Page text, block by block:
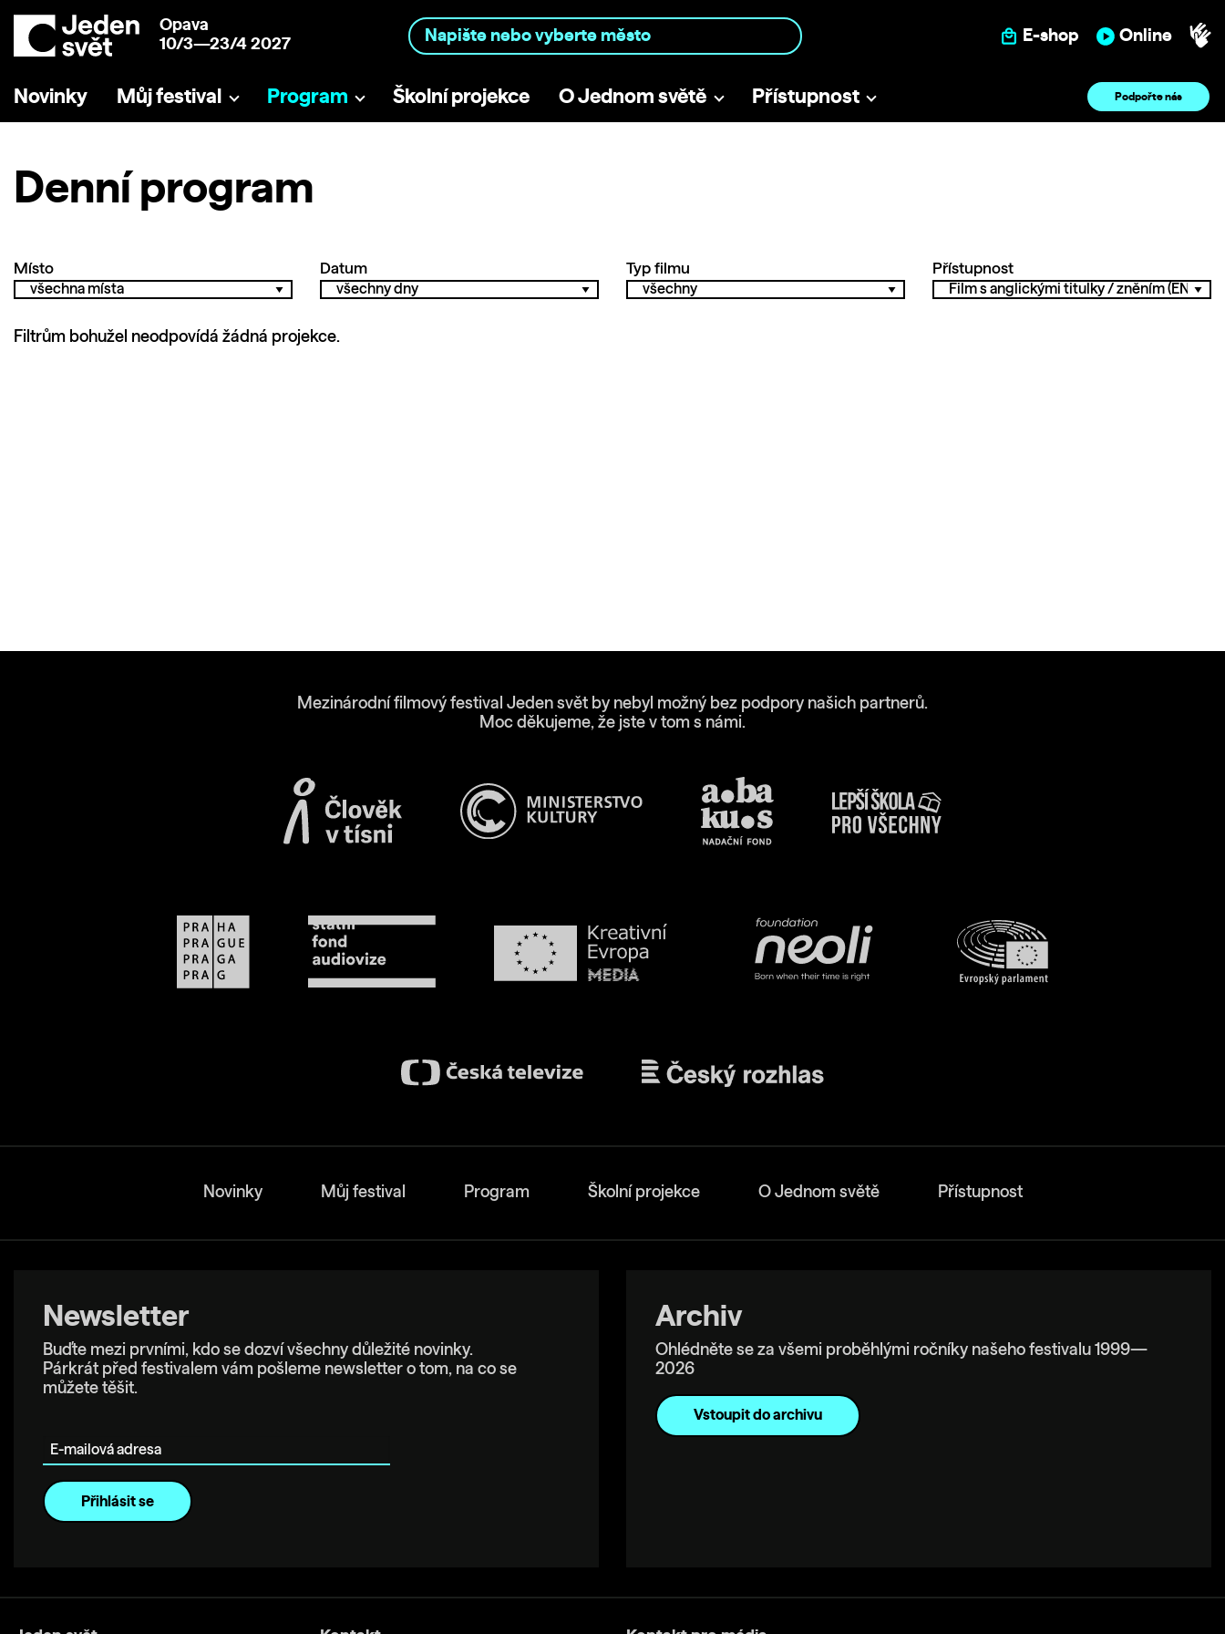
Opava
10/3—23/4 2027
E-shop Online
Novinky Můj festival Program Školní projekce O Jednom světě Přístupnost Podpořte nás
Denní program
Místo Datum Typ filmu Přístupnost
Filtrům bohužel neodpovídá žádná projekce.
Mezinárodní filmový festival Jeden svět by nebyl možný bez podpory našich partnerů.
Moc děkujeme, že jste v tom s námi.
Novinky Můj festival Program Školní projekce O Jednom světě Přístupnost
Newsletter
Buďte mezi prvními, kdo se dozví všechny důležité novinky.
Párkrát před festivalem vám pošleme newsletter o tom, na co se
můžete těšit.
Archiv
Ohlédněte se za všemi proběhlými ročníky našeho festivalu 1999—
2026
Vstoupit do archivu